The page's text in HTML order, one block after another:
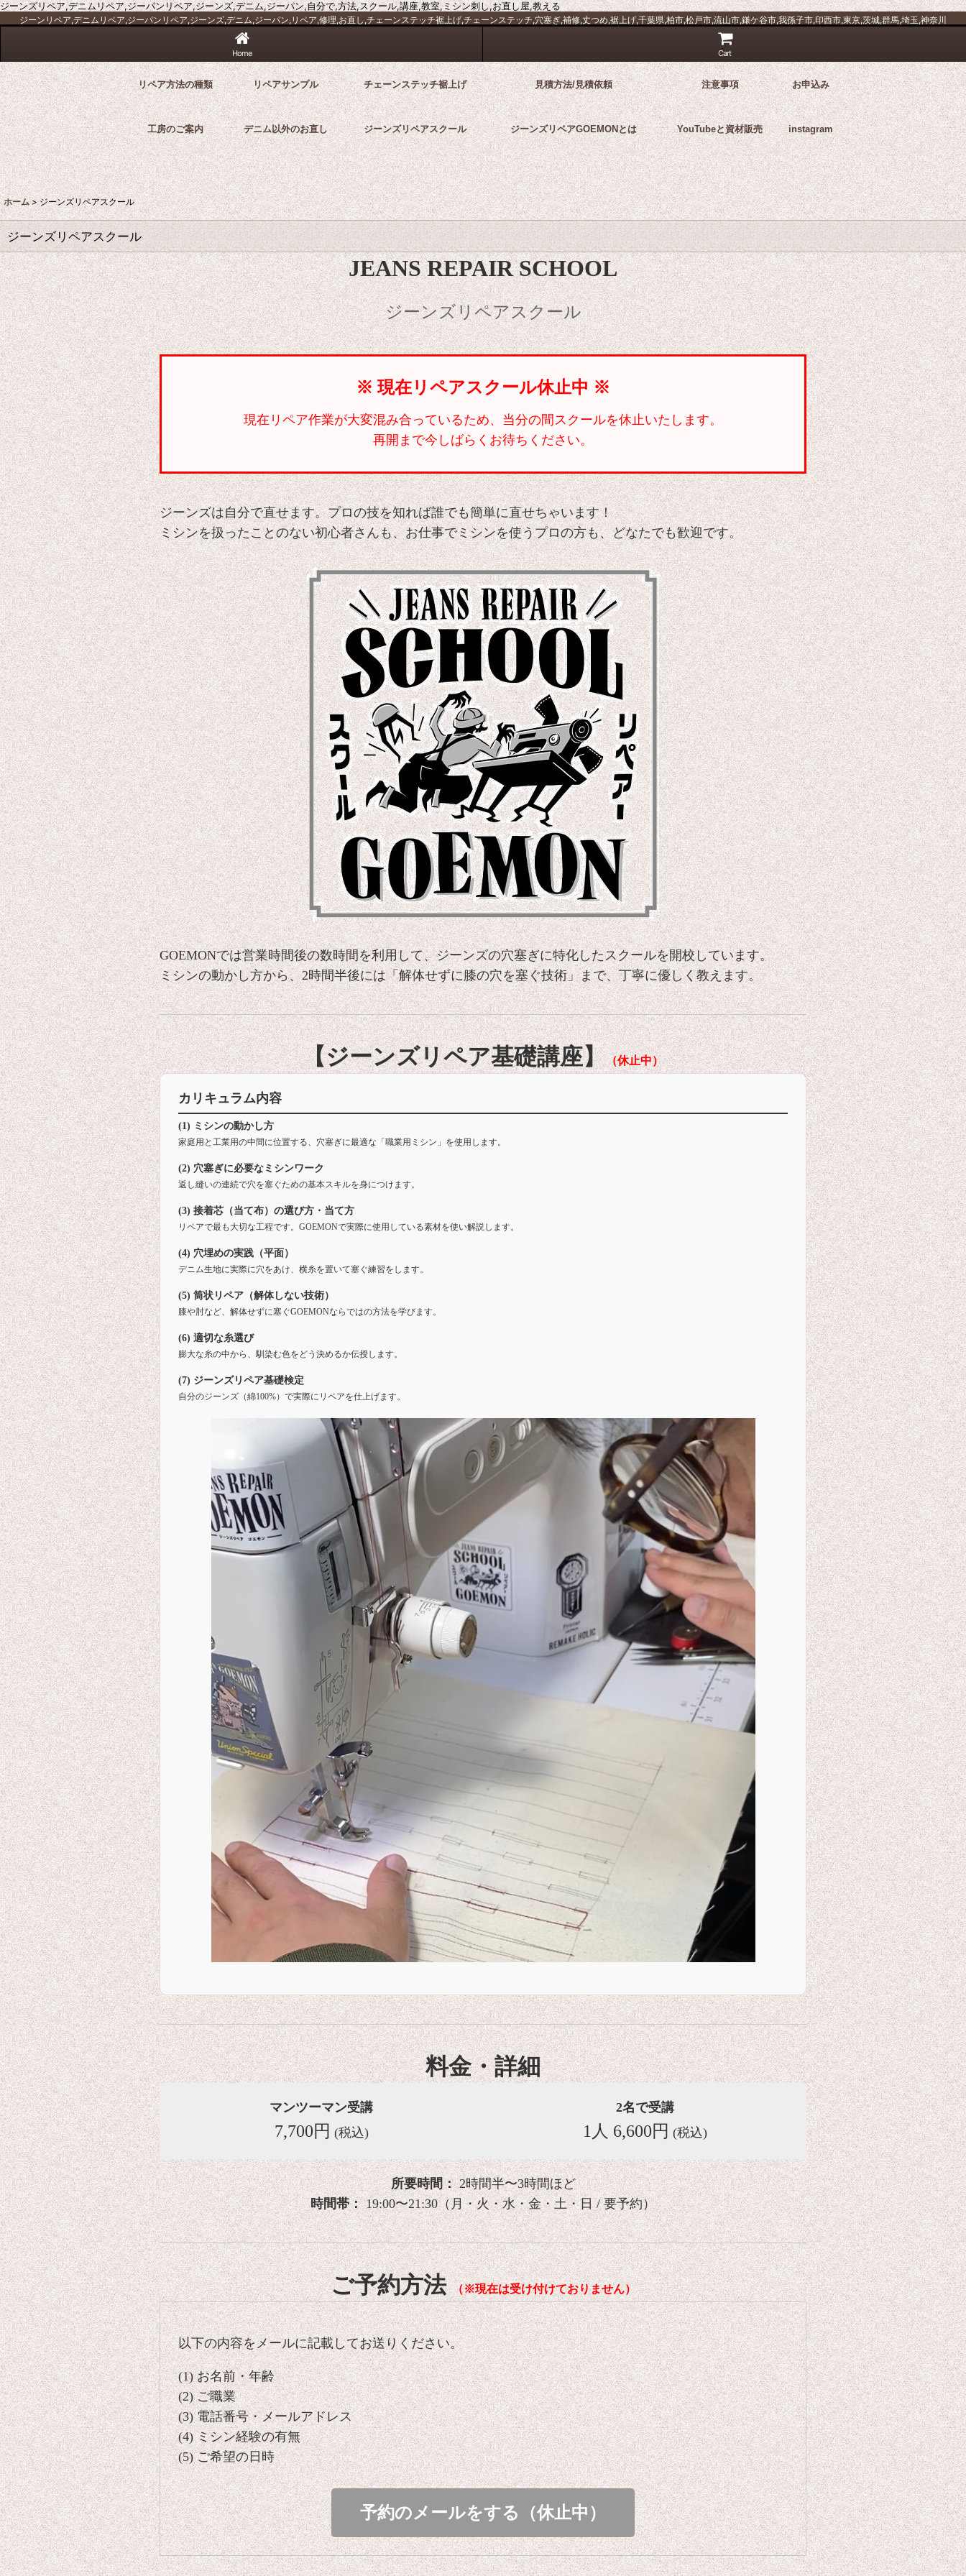
ジーンズリペア,デニムリペア,ジーパンリペア,ジーンズ,デニム,ジーパン,自分で,方法,スクール,講座,教室,ミシン刺し,お直し屋,教える
ジーンリペア,デニムリペア,ジーパンリペア,ジーンズ,デニム,ジーパン,リペア,修理,お直し,チェーンステッチ裾上げ,チェーンステッチ,穴塞ぎ,補修,丈つめ,裾上げ,千葉県,柏市,松戸市,流山市,鎌ケ谷市,我孫子市,印西市,東京,茨城,群馬,埼玉,神奈川
Home Cart
リペア方法の種類 リペアサンプル チェーンステッチ裾上げ 見積方法/見積依頼 注意事項 お申込み
工房のご案内 デニム以外のお直し ジーンズリペアスクール ジーンズリペアGOEMONとは YouTubeと資材販売 instagram
ホーム > ジーンズリペアスクール
ジーンズリペアスクール
JEANS REPAIR SCHOOL
ジーンズリペアスクール
※ 現在リペアスクール休止中 ※
現在リペア作業が大変混み合っているため、当分の間スクールを休止いたします。
再開まで今しばらくお待ちください。
ジーンズは自分で直せます。プロの技を知れば誰でも簡単に直せちゃいます！
ミシンを扱ったことのない初心者さんも、お仕事でミシンを使うプロの方も、どなたでも歓迎です。
GOEMONでは営業時間後の数時間を利用して、ジーンズの穴塞ぎに特化したスクールを開校しています。
ミシンの動かし方から、2時間半後には「解体せずに膝の穴を塞ぐ技術」まで、丁寧に優しく教えます。
【ジーンズリペア基礎講座】（休止中）
カリキュラム内容
(1) ミシンの動かし方
家庭用と工業用の中間に位置する、穴塞ぎに最適な「職業用ミシン」を使用します。
(2) 穴塞ぎに必要なミシンワーク
返し縫いの連続で穴を塞ぐための基本スキルを身につけます。
(3) 接着芯（当て布）の選び方・当て方
リペアで最も大切な工程です。GOEMONで実際に使用している素材を使い解説します。
(4) 穴埋めの実践（平面）
デニム生地に実際に穴をあけ、横糸を置いて塞ぐ練習をします。
(5) 筒状リペア（解体しない技術）
膝や肘など、解体せずに塞ぐGOEMONならではの方法を学びます。
(6) 適切な糸選び
膨大な糸の中から、馴染む色をどう決めるか伝授します。
(7) ジーンズリペア基礎検定
自分のジーンズ（綿100%）で実際にリペアを仕上げます。
料金・詳細
マンツーマン受講
7,700円 (税込)
2名で受講
1人 6,600円 (税込)
所要時間：2時間半〜3時間ほど
時間帯：19:00〜21:30（月・火・水・金・土・日 / 要予約）
ご予約方法 （※現在は受け付けておりません）
以下の内容をメールに記載してお送りください。
(1) お名前・年齢
(2) ご職業
(3) 電話番号・メールアドレス
(4) ミシン経験の有無
(5) ご希望の日時
予約のメールをする（休止中）